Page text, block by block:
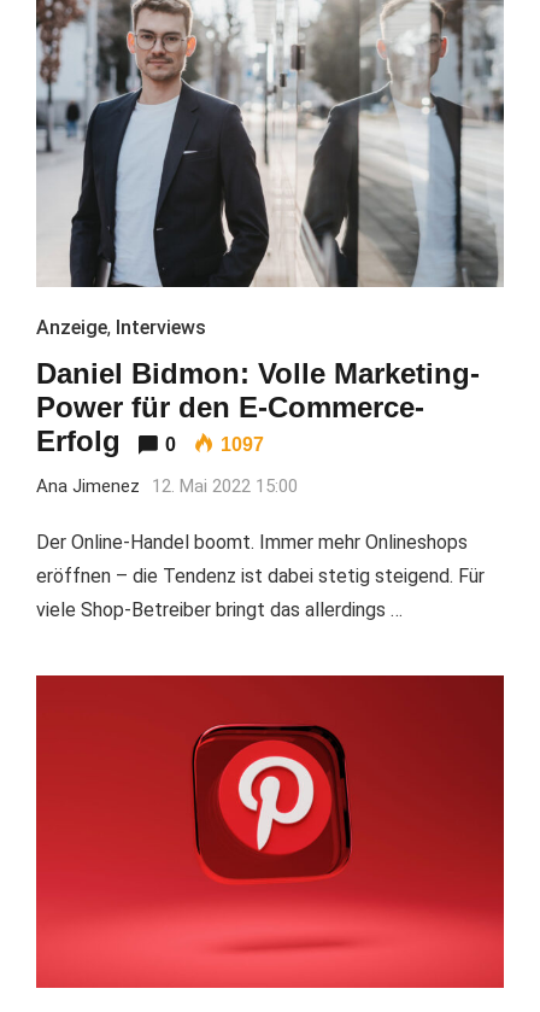
Anzeige, Interviews
Daniel Bidmon: Volle Marketing-
Power für den E-Commerce-
Erfolg
0 1097
Ana Jimenez 12. Mai 2022 15:00
Der Online-Handel boomt. Immer mehr Onlineshops
eröffnen – die Tendenz ist dabei stetig steigend. Für
viele Shop-Betreiber bringt das allerdings …